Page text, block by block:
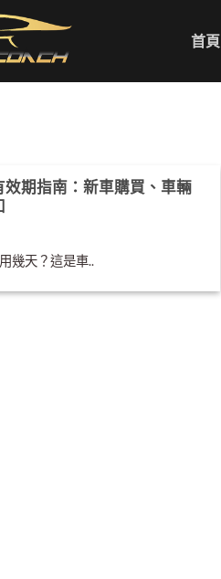
首頁
效期指南：新車購買、車輛
幾天？這是車..